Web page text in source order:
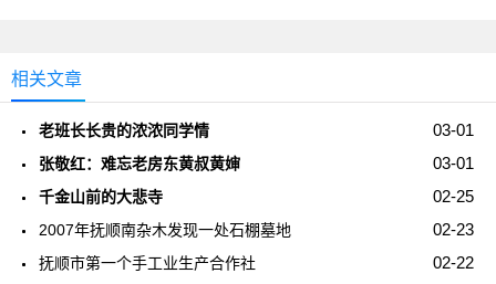
相关文章
03-01
老班长长贵的浓浓同学情
03-01
张敬红：难忘老房东黄叔黄婶
02-25
千金山前的大悲寺
02-23
2007年抚顺南杂木发现一处石棚墓地
02-22
抚顺市第一个手工业生产合作社